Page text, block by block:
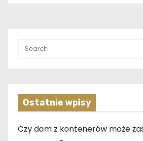
Ostatnie wpisy
Czy dom z kontenerów może